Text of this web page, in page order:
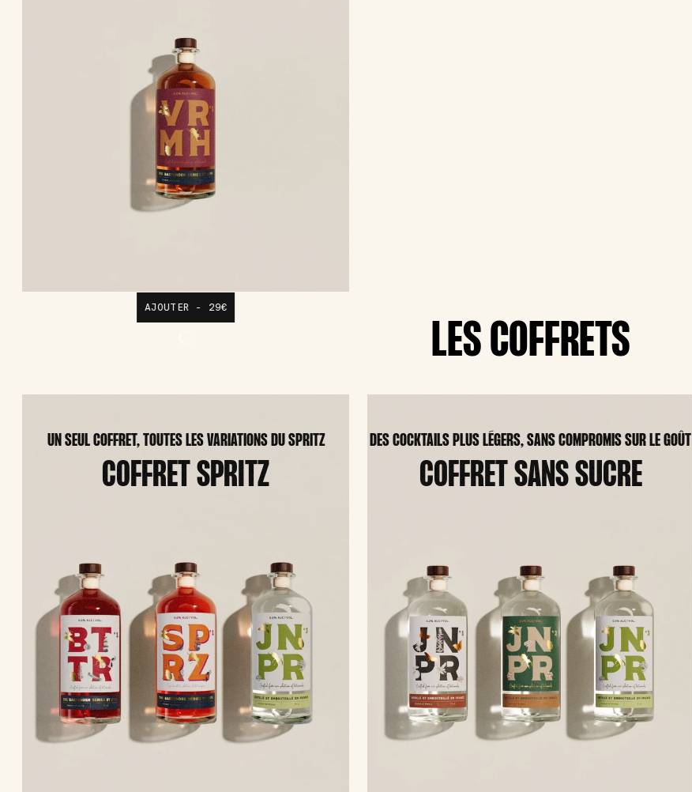
AJOUTER - 29€
LES COFFRETS
UN SEUL COFFRET, TOUTES LES VARIATIONS DU SPRITZ
COFFRET SPRITZ
DES COCKTAILS PLUS LÉGERS, SANS COMPROMIS SUR LE GOÛT
COFFRET SANS SUCRE